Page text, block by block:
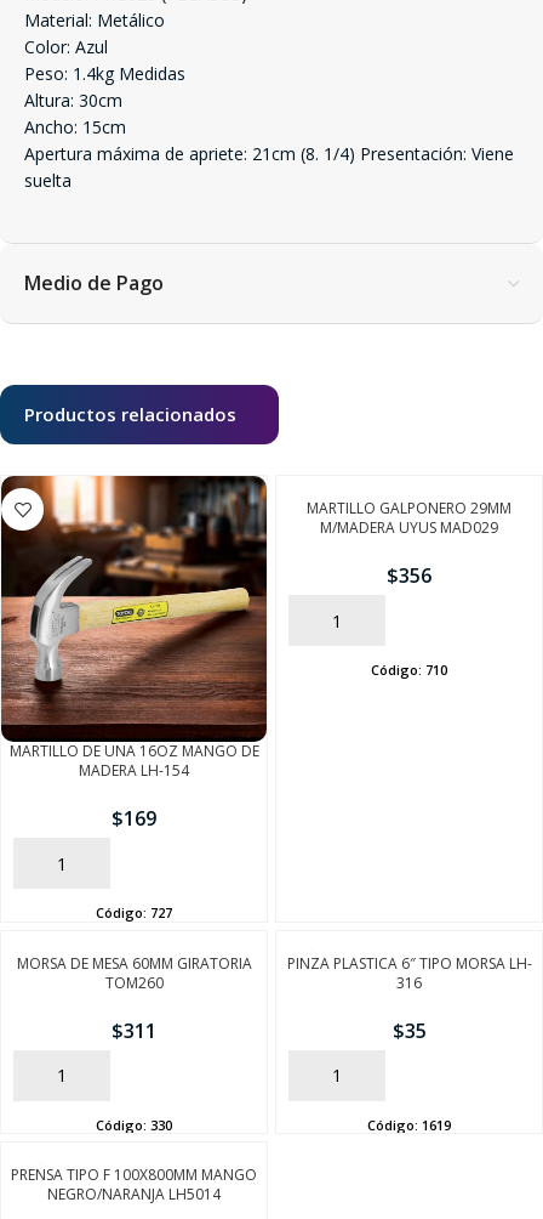
Material: Metálico
Color: Azul
Peso: 1.4kg Medidas
Altura: 30cm
Ancho: 15cm
Apertura máxima de apriete: 21cm (8. 1/4) Presentación: Viene
suelta
Medio de Pago
Productos relacionados
MARTILLO DE UNA 16OZ MANGO DE
MADERA LH-154
$169
AÑADIR
Código: 727
MARTILLO GALPONERO 29MM
M/MADERA UYUS MAD029
$356
AÑADIR
Código: 710
MORSA DE MESA 60MM GIRATORIA
TOM260
$311
AÑADIR
Código: 330
PINZA PLASTICA 6″ TIPO MORSA LH-
316
$35
AÑADIR
Código: 1619
PRENSA TIPO F 100X800MM MANGO
NEGRO/NARANJA LH5014